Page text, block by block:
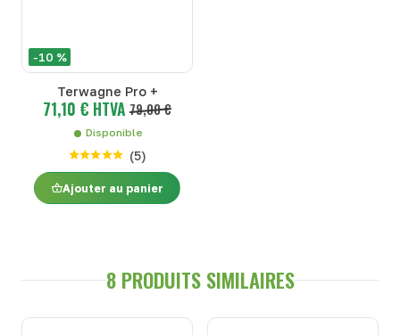
-10 %
Terwagne Pro +
71,10 € HTVA 79,00 €
Disponible
(5)
Ajouter au panier
8 PRODUITS SIMILAIRES